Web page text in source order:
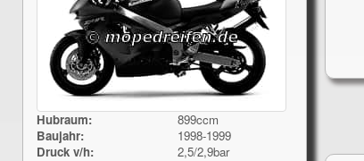
Hubraum:
899ccm
Baujahr:
1998-1999
Druck v/h:
2,5/2,9bar